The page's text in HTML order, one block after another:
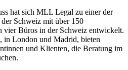
hat sich MLL Legal zu einer der
Schweiz mit über 150
Büros in der Schweiz entwickelt.
in London und Madrid, bieten
und Klienten, die Beratung im